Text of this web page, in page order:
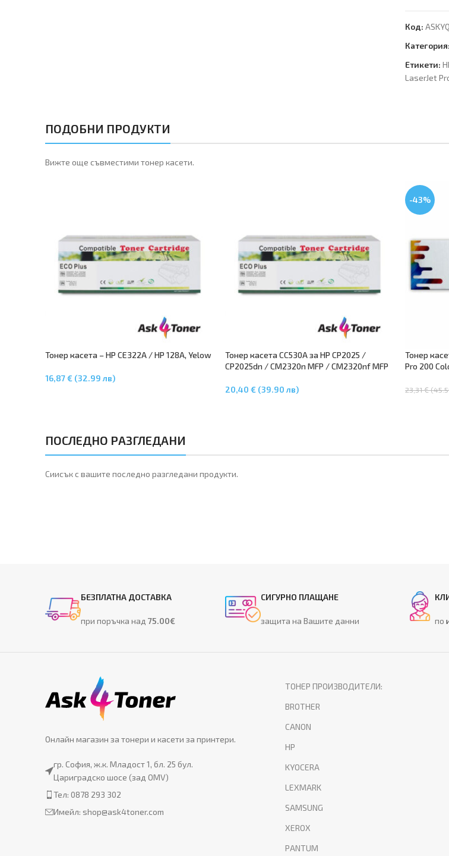
Код:
Категория:
Етикети:
LaserJet
ПОДОБНИ ПРОДУКТИ
Вижте още съвместими тонер касети.
Тонер касета – HP CE322A / HP 128A, Yelow
16,87 € (32.99 лв)
Тонер касета CC530A за HP CP2025 /
CP2025dn / CM2320n MFP / CM2320nf MFP
20,40 € (39.90 лв)
-43%
Тонер
Pro 200
23,31 €
ПОСЛЕДНО РАЗГЛЕДАНИ
Сиисък с вашите последно разгледани продукти.
БЕЗПЛАТНА ДОСТАВКА
при поръчка над 75.00€
СИГУРНО ПЛАЩАНЕ
защита на Вашите данни по
Онлайн магазин за тонери и касети за принтери.
гр. София, ж.к. Младост 1, бл. 25 бул.
Цариградско шосе (зад OMV)
Тел: 0878 293 302
Имейл: shop@ask4toner.com
ТОНЕР ПРОИЗВОДИТЕЛИ:
BROTHER
CANON
HP
KYOCERA
LEXMARK
SAMSUNG
XEROX
PANTUM